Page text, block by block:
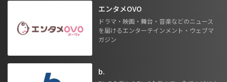
エンタメOVO
ドラマ・映画・舞台・音楽などのニュース
を届けるエンターテインメント・ウェブマ
ガジン
b.